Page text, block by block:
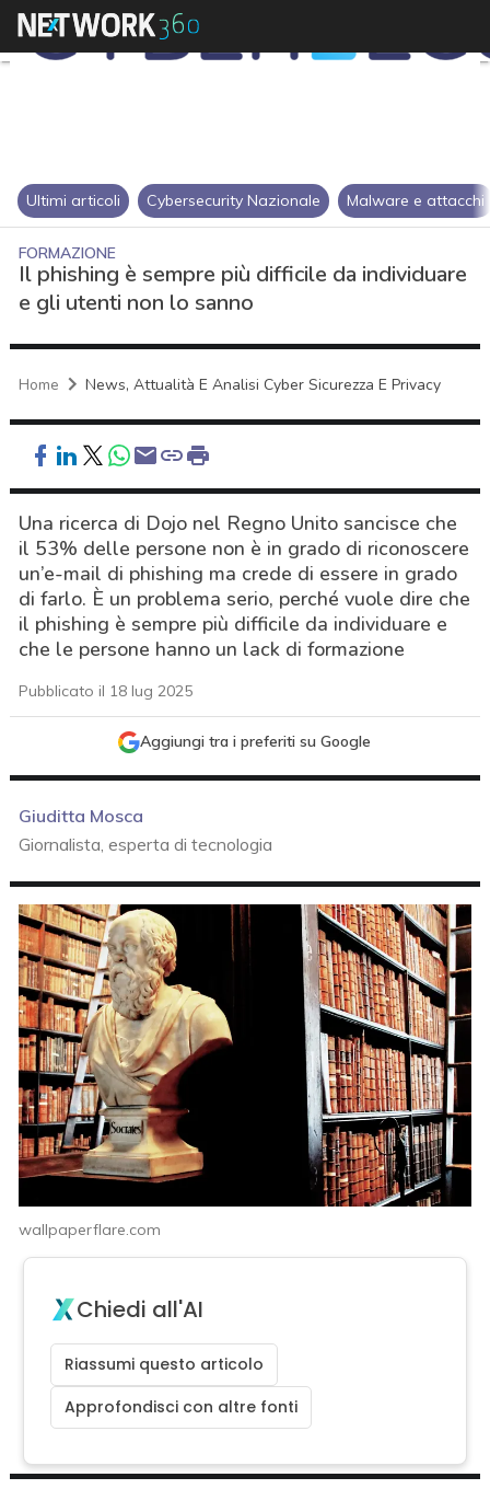
Ultimi articoli Cybersecurity Nazionale Malware e attacchi
FORMAZIONE
Il phishing è sempre più difficile da individuare
e gli utenti non lo sanno
Home News, Attualità E Analisi Cyber Sicurezza E Privacy
Una ricerca di Dojo nel Regno Unito sancisce che
il 53% delle persone non è in grado di riconoscere
un’e-mail di phishing ma crede di essere in grado
di farlo. È un problema serio, perché vuole dire che
il phishing è sempre più difficile da individuare e
che le persone hanno un lack di formazione
Pubblicato il 18 lug 2025
Aggiungi tra i preferiti su Google
Giuditta Mosca
Giornalista, esperta di tecnologia
wallpaperflare.com
Chiedi all'AI
Riassumi questo articolo
Approfondisci con altre fonti